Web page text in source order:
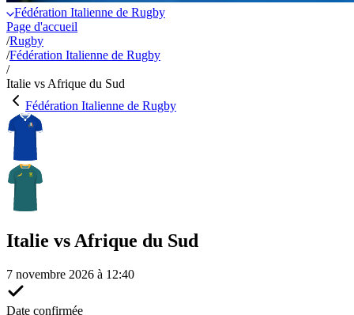
Fédération Italienne de Rugby
Page d'accueil
/Rugby
/Fédération Italienne de Rugby
/
Italie vs Afrique du Sud
Fédération Italienne de Rugby
Italie vs Afrique du Sud
7 novembre 2026 à 12:40
Date confirmée